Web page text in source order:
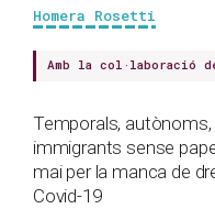
Homera Rosetti
Amb la col·laboració
Temporals, autònoms,
immigrants sense
mai per la manca de
Covid-19